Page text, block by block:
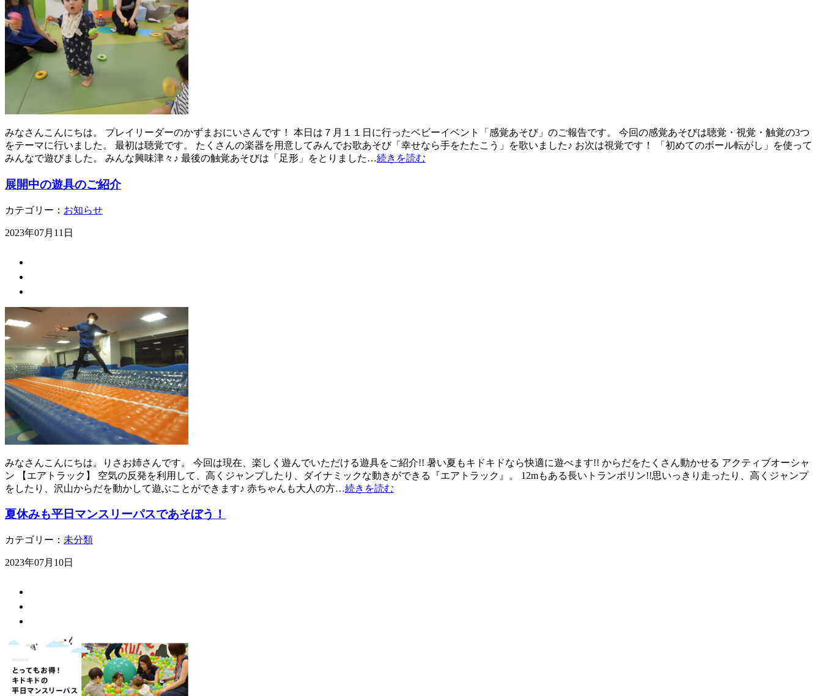
みなさんこんにちは。 プレイリーダーのかずまおにいさんです！ 本日は７月１１日に行ったベビーイベント「感覚あそび」のご報告です。 今回の感覚あそびは聴覚・視覚・触覚の3つ
をテーマに行いました。 最初は聴覚です。 たくさんの楽器を用意してみんでお歌あそび「幸せなら手をたたこう」を歌いました♪ お次は視覚です！ 「初めてのボール転がし」を使って
みんなで遊びました。 みんな興味津々♪ 最後の触覚あそびは「足形」をとりました…続きを読む
展開中の遊具のご紹介
カテゴリー： お知らせ
2023年07月11日
みなさんこんにちは。りさお姉さんです。 今回は現在、楽しく遊んでいただける遊具をご紹介!! 暑い夏もキドキドなら快適に遊べます!! からだをたくさん動かせる アクティブオーシャ
ン 【エアトラック】 空気の反発を利用して、高くジャンプしたり、ダイナミックな動きができる『エアトラック』。 12mもある長いトランポリン!!思いっきり走ったり、高くジャンプ
をしたり、沢山からだを動かして遊ぶことができます♪ 赤ちゃんも大人の方…続きを読む
夏休みも平日マンスリーパスであそぼう！
カテゴリー： 未分類
2023年07月10日